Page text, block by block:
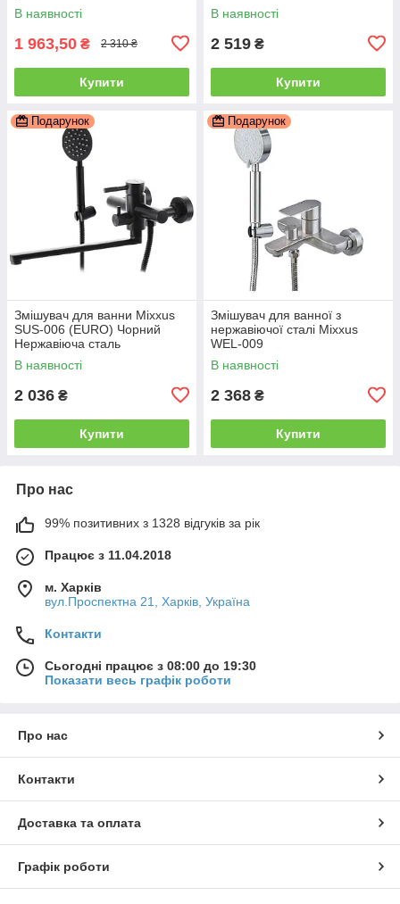
В наявності
1 963,50 ₴ 2 310 ₴
Купити
В наявності
2 519 ₴
Купити
Подарунок
Змішувач для ванни Mixxus
SUS-006 (EURO) Чорний
Нержавіюча сталь
В наявності
2 036 ₴
Купити
Подарунок
Змішувач для ванної з
нержавіючої сталі Mixxus
WEL-009
В наявності
2 368 ₴
Купити
Про нас
99% позитивних з 1328 відгуків за рік
Працює з 11.04.2018
м. Харків
вул.Проспектна 21, Харків, Україна
Контакти
Сьогодні працює з 08:00 до 19:30
Показати весь графік роботи
Про нас
Контакти
Доставка та оплата
Графік роботи